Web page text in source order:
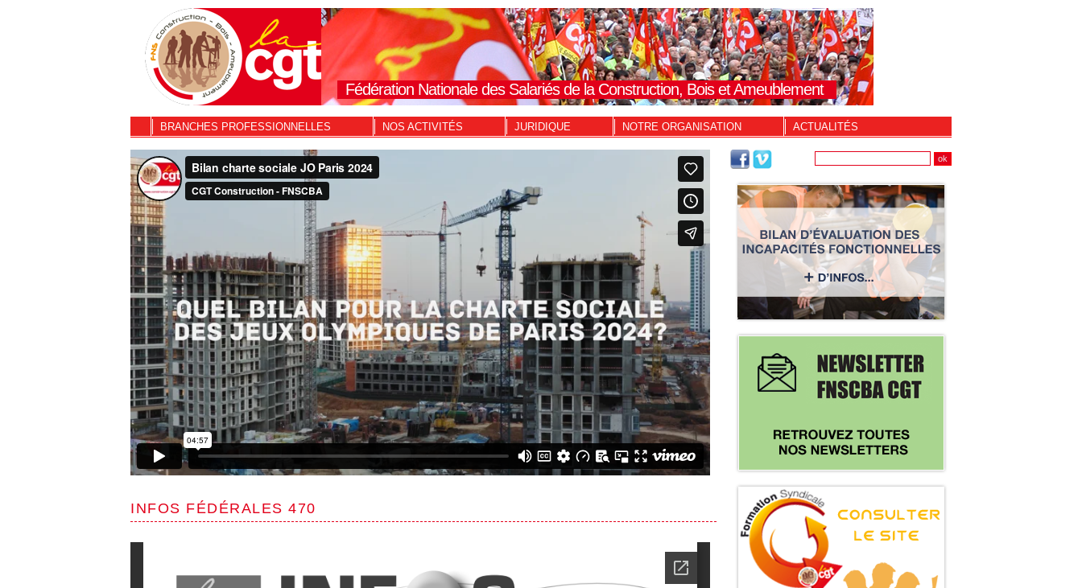
Fédération Nationale des Salariés de la Construction, Bois et Ameublement
BRANCHES PROFESSIONNELLES NOS ACTIVITÉS JURIDIQUE NOTRE ORGANISATION ACTUALITÉS
INFOS FÉDÉRALES 470